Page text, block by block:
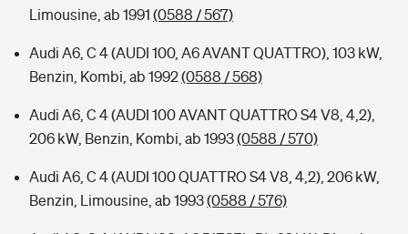
Limousine, ab 1991 (0588 / 567)
Audi A6, C 4 (AUDI 100, A6 AVANT QUATTRO), 103 kW,
Benzin, Kombi, ab 1992(0588 / 568)
Audi A6, C 4 (AUDI 100 AVANT QUATTRO S4 V8, 4,2),
206 kW, Benzin, Kombi, ab 1993(0588 / 570)
Audi A6, C 4 (AUDI 100 QUATTRO S4 V8, 4,2), 206 kW,
Benzin, Limousine, ab 1993(0588 / 576)